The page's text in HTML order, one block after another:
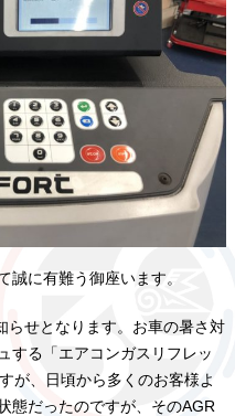
誠に有難う御座います。
らせとなります。お車の暑さ対
する「エアコンガスリフレッ
が、日頃から多くのお客様よ
態だったのですが、そのAGR